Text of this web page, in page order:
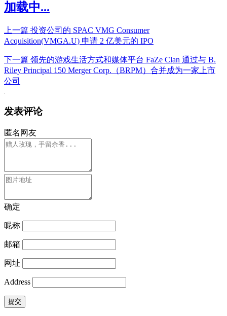
加载中...
上一篇 投资公司的 SPAC VMG Consumer
Acquisition(VMGA.U) 申请 2 亿美元的 IPO
下一篇 领先的游戏生活方式和媒体平台 FaZe Clan 通过与 B.
Riley Principal 150 Merger Corp.（BRPM）合并成为一家上市
公司
发表评论
匿名网友
确定
昵称
邮箱
网址
Address
提交